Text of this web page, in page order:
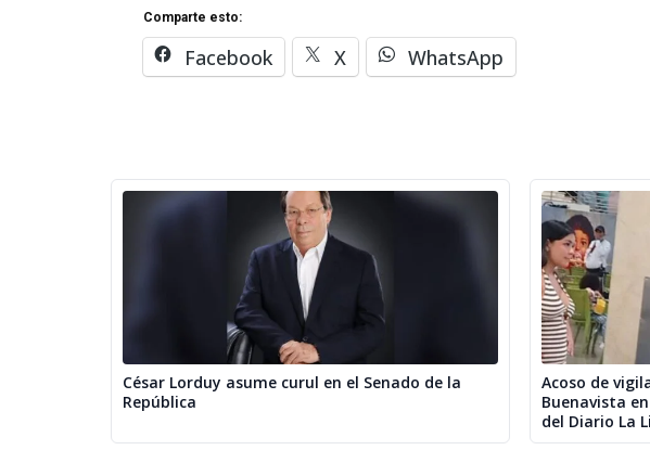
Comparte esto:
Facebook X WhatsApp
César Lorduy asume curul en el Senado de la
República
Acoso de
Buenavista
del Diario La